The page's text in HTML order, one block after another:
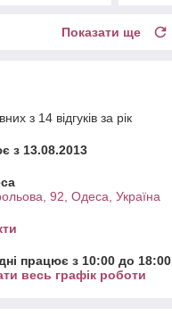
Показати ще
з 14 відгуків за рік
з 13.08.2013
92, Одеса, Україна
працює з 10:00 до 18:00
весь графік роботи